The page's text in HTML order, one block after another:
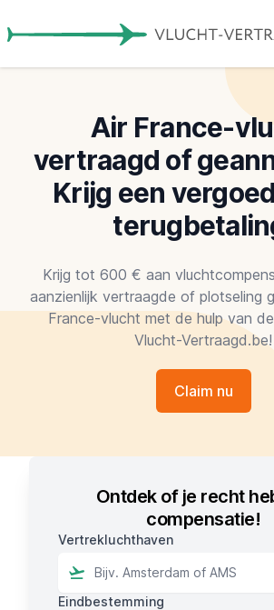
Air France-
vertraagd of
Krijg een
Krijg tot 600 € aan
aanzienlijk vertraagde of plotseling
France-vlucht met de hulp van
Vlucht-Vertraagd.be!
Claim nu
Ontdek of je recht
compensatie!
Vertrekluchthaven
Eindbestemming